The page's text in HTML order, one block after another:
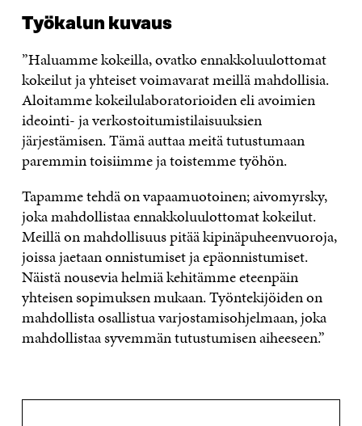
Työkalun kuvaus
”Haluamme kokeilla, ovatko ennakkoluulottomat
kokeilut ja yhteiset voimavarat meillä mahdollisia.
Aloitamme kokeilulaboratorioiden eli avoimien
ideointi- ja verkostoitumistilaisuuksien
järjestämisen. Tämä auttaa meitä tutustumaan
paremmin toisiimme ja toistemme työhön.
Tapamme tehdä on vapaamuotoinen; aivomyrsky,
joka mahdollistaa ennakkoluulottomat kokeilut.
Meillä on mahdollisuus pitää kipinäpuheenvuoroja,
joissa jaetaan onnistumiset ja epäonnistumiset.
Näistä nousevia helmiä kehitämme eteenpäin
yhteisen sopimuksen mukaan. Työntekijöiden on
mahdollista osallistua varjostamisohjelmaan, joka
mahdollistaa syvemmän tutustumisen aiheeseen.”